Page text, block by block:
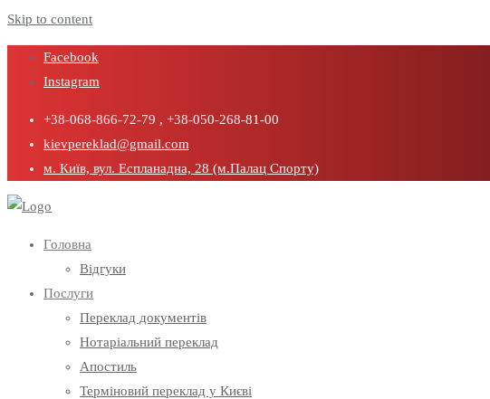
Skip to content
Facebook
Instagram
+38-068-866-72-79 , +38-050-268-81-00
kievpereklad@gmail.com
м. Київ, вул. Еспланадна, 28 (м.Палац Спорту)
Головна
Відгуки
Послуги
Переклад документів
Нотаріальний переклад
Апостиль
Терміновий переклад у Києві